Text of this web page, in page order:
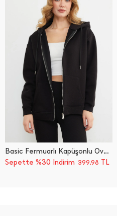
Basic Fermuarlı Kapüşonlu Oversize Sweatshirt
Sepette %30 İndirim 399,98 TL